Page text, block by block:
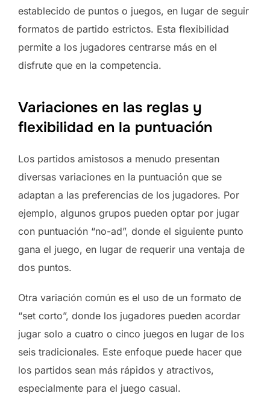
establecido de puntos o juegos, en lugar de seguir
formatos de partido estrictos. Esta flexibilidad
permite a los jugadores centrarse más en el
disfrute que en la competencia.
Variaciones en las reglas y
flexibilidad en la puntuación
Los partidos amistosos a menudo presentan
diversas variaciones en la puntuación que se
adaptan a las preferencias de los jugadores. Por
ejemplo, algunos grupos pueden optar por jugar
con puntuación “no-ad”, donde el siguiente punto
gana el juego, en lugar de requerir una ventaja de
dos puntos.
Otra variación común es el uso de un formato de
“set corto”, donde los jugadores pueden acordar
jugar solo a cuatro o cinco juegos en lugar de los
seis tradicionales. Este enfoque puede hacer que
los partidos sean más rápidos y atractivos,
especialmente para el juego casual.